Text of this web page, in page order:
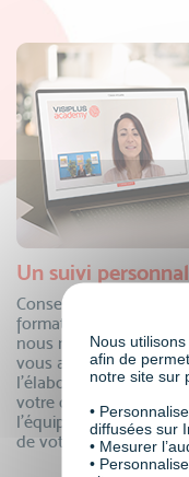
Un suivi
Conseillers formation,
formateurs, mentors
nous mettons à votre
vous accompagner
l’élaboration de votre
votre certificat, en
l’équipe VISIPLUS
de votre parcours.
Nous
afin de
notre site sur
•
diffusées sur
• Mesurer
•